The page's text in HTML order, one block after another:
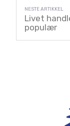
Livet
populær